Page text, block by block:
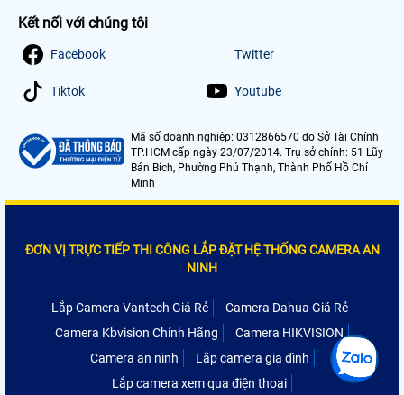
Kết nối với chúng tôi
Facebook Twitter
Tiktok Youtube
Mã số doanh nghiệp: 0312866570 do Sở Tài Chính
TP.HCM cấp ngày 23/07/2014. Trụ sở chính: 51 Lũy
Bán Bích, Phường Phú Thạnh, Thành Phố Hồ Chí
Minh
ĐƠN VỊ TRỰC TIẾP THI CÔNG LẮP ĐẶT HỆ THỐNG CAMERA AN
NINH
Lắp Camera Vantech Giá Rẻ
Camera Dahua Giá Rẻ
Camera Kbvision Chính Hãng
Camera HIKVISION
Camera an ninh
Lắp camera gia đình
Lắp camera xem qua điện thoại